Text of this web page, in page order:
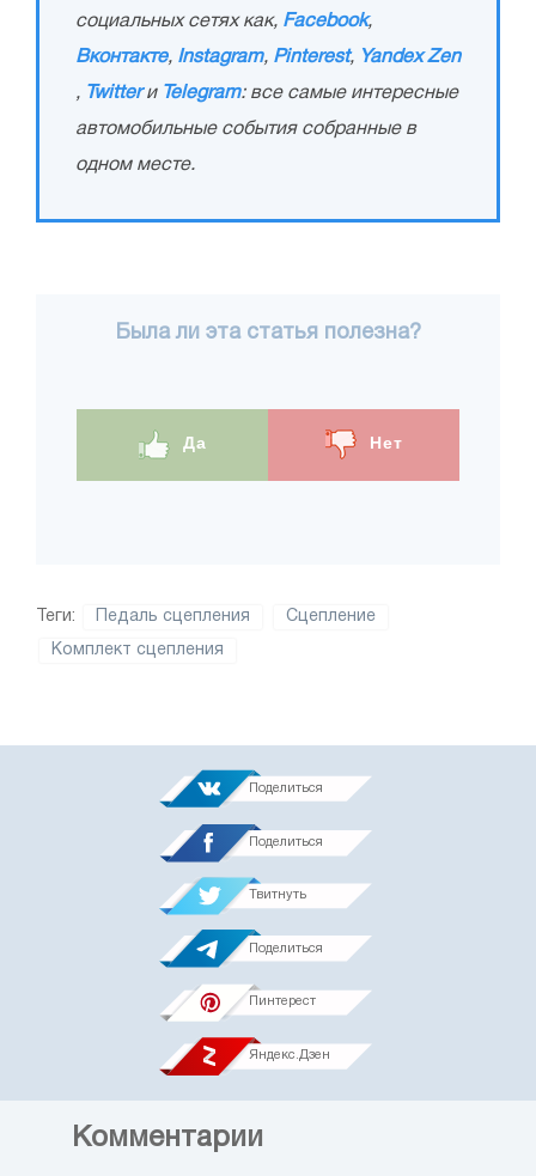
социальных сетях как, Facebook,
Вконтакте, Instagram, Pinterest, Yandex Zen
, Twitterи Telegram: все самые интересные
автомобильные события собранные в
одном месте.
Была ли эта статья полезна?
Да Нет
Теги: Педаль сцепления Сцепление
Комплект сцепления
Поделиться
Поделиться
Твитнуть
Поделиться
Пинтерест
Яндекс.Дзен
Комментарии